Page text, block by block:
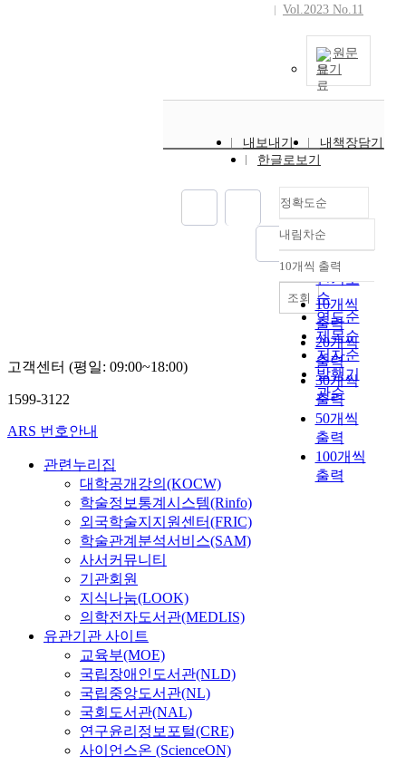
Vol.2023 No.11
원문
보기
내보내기
내책장담기
한글로보기
정확도순
정확도
순
인기도
순
연도순
제목순
저자순
발행기
관순
내림차순
내림차순
10개씩 출력
10개씩
출력
20개씩
출력
30개씩
출력
50개씩
출력
100개씩
출력
조회
고객센터 (평일: 09:00~18:00)
1599-3122
ARS 번호안내
관련누리집
대학공개강의(KOCW)
학술정보통계시스템(Rinfo)
외국학술지지원센터(FRIC)
학술관계분석서비스(SAM)
사서커뮤니티
기관회원
지식나눔(LOOK)
의학전자도서관(MEDLIS)
유관기관 사이트
교육부(MOE)
국립장애인도서관(NLD)
국립중앙도서관(NL)
국회도서관(NAL)
연구윤리정보포털(CRE)
사이언스온 (ScienceON)